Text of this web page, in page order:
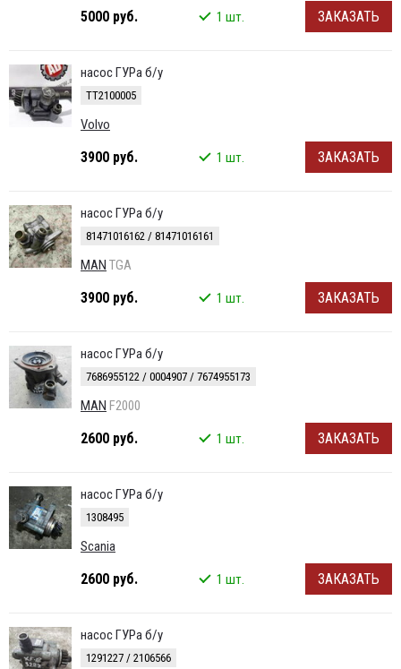
5000 руб. 1 шт. ЗАКАЗАТЬ
насос ГУРа б/у
TT2100005
Volvo
3900 руб. 1 шт. ЗАКАЗАТЬ
насос ГУРа б/у
81471016162 / 81471016161
MAN TGA
3900 руб. 1 шт. ЗАКАЗАТЬ
насос ГУРа б/у
7686955122 / 0004907 / 7674955173
MAN F2000
2600 руб. 1 шт. ЗАКАЗАТЬ
насос ГУРа б/у
1308495
Scania
2600 руб. 1 шт. ЗАКАЗАТЬ
насос ГУРа б/у
1291227 / 2106566